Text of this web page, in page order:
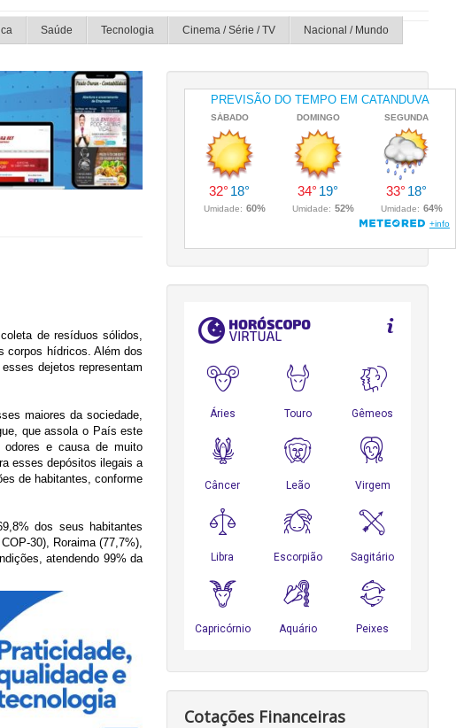
Saúde Tecnologia Cinema / Série / TV Nacional / Mundo
de resíduos sólidos,
corpos hídricos. Além dos
dejetos representam
maiores da sociedade,
que assola o País este
odores e causa de muito
esses depósitos ilegais a
de habitantes, conforme
dos seus habitantes
30), Roraima (77,7%),
atendendo 99% da
Cotações Financeiras